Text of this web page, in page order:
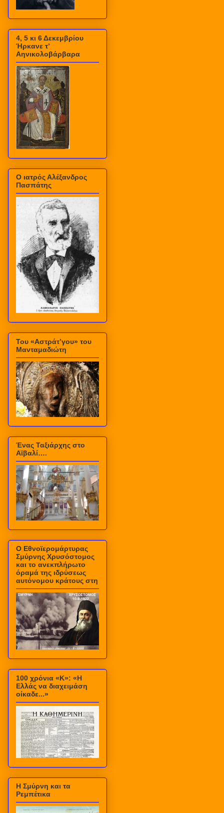
4, 5 κι 6 Δεκεμβρίου
Ήρκανε τ’
Αηνικολοβάρβαρα
Ο ιατρός Αλέξανδρος
Πασπάτης
Του «Αστράτ’γου» του
Μανταμαδιώτη
Ένας Ταξιάρχης στο
Αϊβαλί….
Ο Εθνοϊερομάρτυρας
Σμύρνης Χρυσόστομος
και το ανεκπλήρωτο
όραμά της ιδρύσεως
αυτόνομου κράτους στη
100 χρόνια «Κ»: «Η
Ελλάς να διαχειμάση
οίκαδε...»
Η Σμύρνη και τα
Ρεμπέτικα